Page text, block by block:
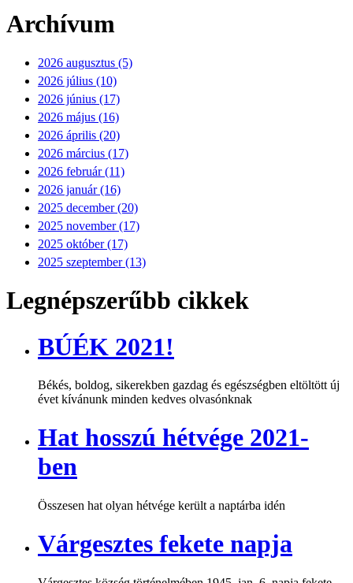
Archívum
2026 augusztus (5)
2026 július (10)
2026 június (17)
2026 május (16)
2026 április (20)
2026 március (17)
2026 február (11)
2026 január (16)
2025 december (20)
2025 november (17)
2025 október (17)
2025 szeptember (13)
Legnépszerűbb cikkek
BÚÉK 2021!
Békés, boldog, sikerekben gazdag és egészségben eltöltött új
évet kívánunk minden kedves olvasónknak
Hat hosszú hétvége 2021-
ben
Összesen hat olyan hétvége került a naptárba idén
Várgesztes fekete napja